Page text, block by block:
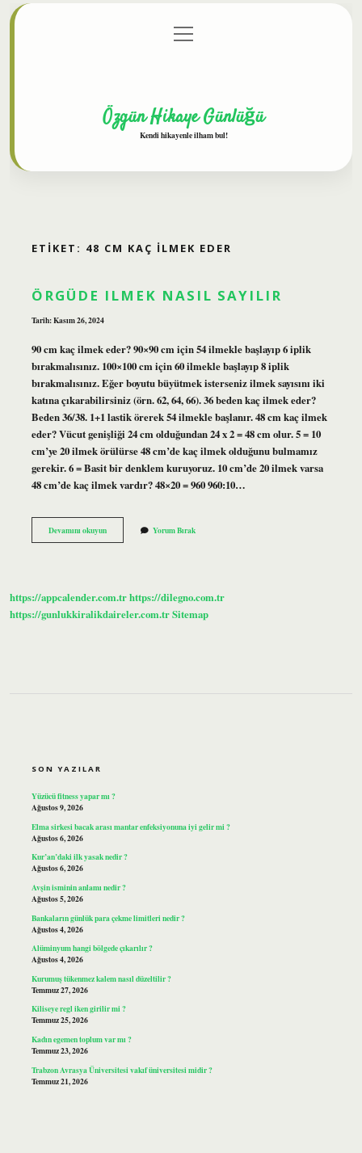
Gizlilik Politikası
menüyü
aç
Özgün Hikaye Günlüğü
Kendi hikayenle ilham bul!
ETIKET: 48 CM KAÇ ILMEK EDER
ÖRGÜDE ILMEK NASIL SAYILIR
Tarih: Kasım 26, 2024
90 cm kaç ilmek eder? 90×90 cm için 54 ilmekle başlayıp 6 iplik
bırakmalısınız. 100×100 cm için 60 ilmekle başlayıp 8 iplik
bırakmalısınız. Eğer boyutu büyütmek isterseniz ilmek sayısını iki
katına çıkarabilirsiniz (örn. 62, 64, 66). 36 beden kaç ilmek eder?
Beden 36/38. 1+1 lastik örerek 54 ilmekle başlanır. 48 cm kaç ilmek
eder? Vücut genişliği 24 cm olduğundan 24 x 2 = 48 cm olur. 5 = 10
cm’ye 20 ilmek örülürse 48 cm’de kaç ilmek olduğunu bulmamız
gerekir. 6 = Basit bir denklem kuruyoruz. 10 cm’de 20 ilmek varsa
48 cm’de kaç ilmek vardır? 48×20 = 960 960:10…
Devamını okuyunÖrgüde
Ilmek
Yorum Bırak
https://appcalender.com.trhttps://dilegno.com.tr
https://gunlukkiralikdaireler.com.trSitemap
SON YAZILAR
Yüzücü fitness yapar mı ?
Ağustos 9, 2026
Elma sirkesi bacak arası mantar enfeksiyonuna iyi gelir mi ?
Ağustos 6, 2026
Kur’an’daki ilk yasak nedir ?
Ağustos 6, 2026
Avşin isminin anlamı nedir ?
Ağustos 5, 2026
Bankaların günlük para çekme limitleri nedir ?
Ağustos 4, 2026
Alüminyum hangi bölgede çıkarılır ?
Ağustos 4, 2026
Kurumuş tükenmez kalem nasıl düzeltilir ?
Temmuz 27, 2026
Kiliseye regl iken girilir mi ?
Temmuz 25, 2026
Kadın egemen toplum var mı ?
Temmuz 23, 2026
Trabzon Avrasya Üniversitesi vakıf üniversitesi midir ?
Temmuz 21, 2026